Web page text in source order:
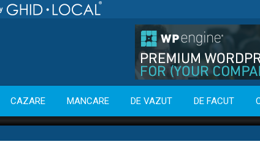
CAZARE MANCARE DE VAZUT DE FACUT